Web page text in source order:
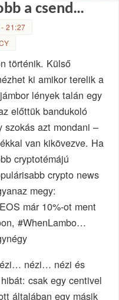
a csend…
21:27
történik. Külső
ki amikor terelik a
lények talán egy
előttük bandukoló
szokás azt mondani –
van kikövezve. Ha
cryptotémájú
crypto news
megy:
már 10%-ot ment
#WhenLambo…
nézi… nézi és
csak egy centivel
általában egy másik